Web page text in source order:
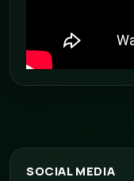
SOCIAL MEDIA